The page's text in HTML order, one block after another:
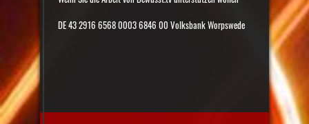
DE 43 2916 6568 0003 6846 00 Volksbank Worpswede